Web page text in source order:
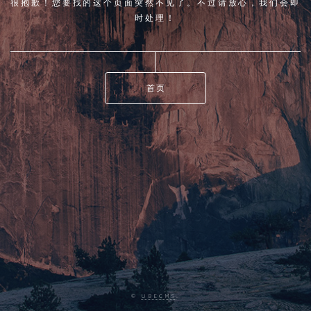
很抱歉！您要找的这个页面突然不见了。不过请放心，我们会即
时处理！
首页
© UBECMS.